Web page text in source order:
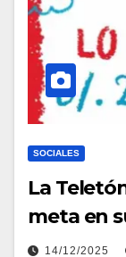
SOCIALES
La
meta en
14/12/2025